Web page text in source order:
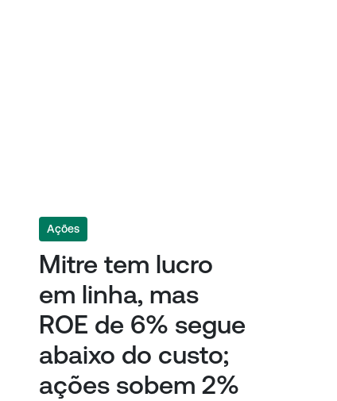
Ações
Mitre tem lucro
em linha, mas
ROE de 6% segue
abaixo do custo;
ações sobem 2%